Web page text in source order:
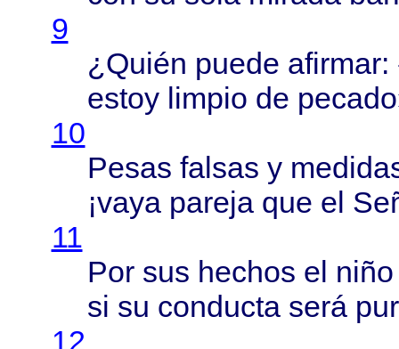
9
¿ Quién puede afirmar:
estoy limpio de pecado
10
Pesas falsas y
¡vaya parejaque el
11
Por sus hechos el niño
si su conducta será
12